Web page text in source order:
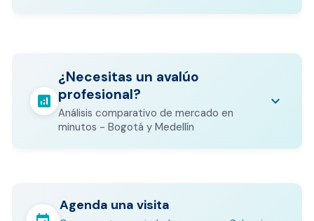
Los gastos notariales incluyen
otros costos legales que varían según el
valor del inmueble.
CALCULADORA DE GASTOS NOTARIALES
analytics
¿Necesitas un avalúo
profesional?
Análisis comparativo de mercado en
minutos - Bogotá y Medellín
keyboard_arrow_down
Agenda una visita